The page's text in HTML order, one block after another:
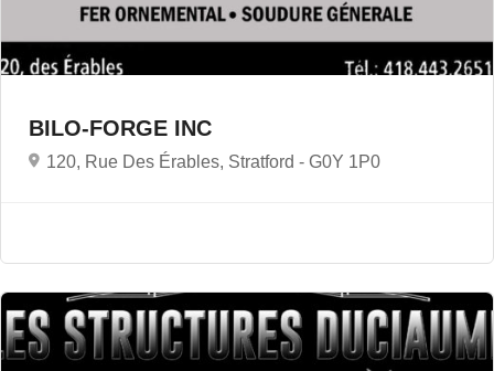
BILO-FORGE INC
120, Rue Des Érables, Stratford - G0Y 1P0